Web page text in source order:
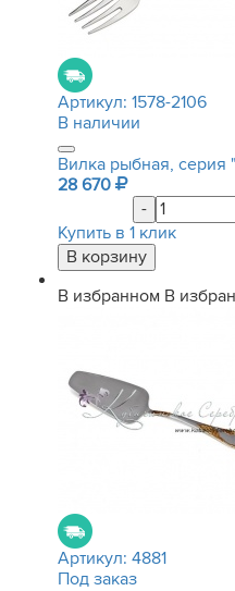
Артикул: 1578-2106
В наличии
Вилка рыбная, серия
28 670
-
Купить в 1 клик
В избранном В
Артикул: 4881
Под заказ